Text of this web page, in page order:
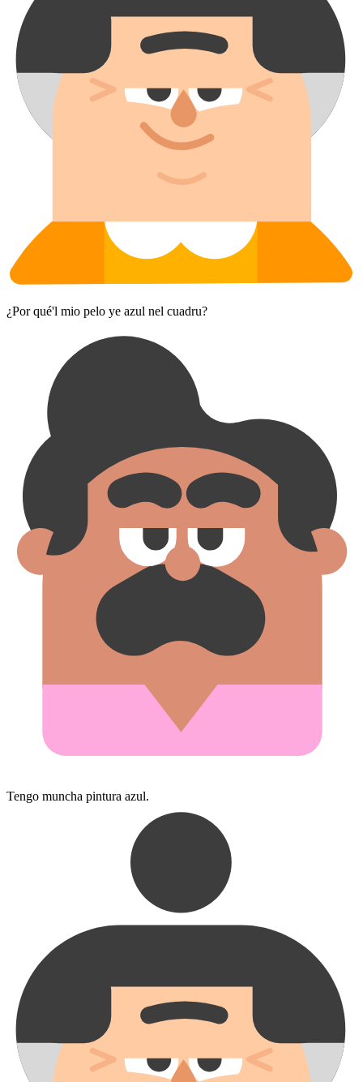
¿Por qué'l mio pelo ye azul nel cuadru?
Tengo muncha pintura azul.